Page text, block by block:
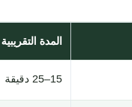
المدة التقريبية
15–25 دقيقة